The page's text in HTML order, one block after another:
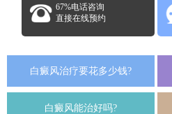
67%电话咨询
直接在线预约
白癜风治疗要花多少钱?
白癜风能治好吗?